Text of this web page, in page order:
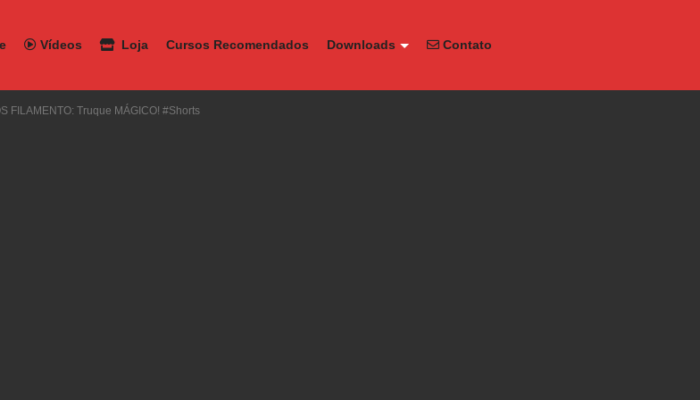
Vídeos Loja Cursos Recomendados Downloads Contato
FILAMENTO: Truque MÁGICO! #shorts